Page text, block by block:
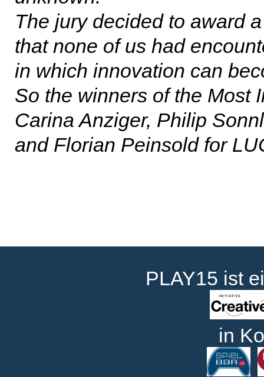
The jury decided to award
that none of us had
in which innovation can
So the winners of the Most
Carina Anziger, Philip
and Florian Peinsold for
PLAY15 ist
in